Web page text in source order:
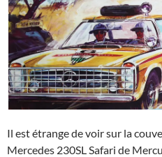
Il est étrange de voir sur la
Mercedes 230SL Safari de